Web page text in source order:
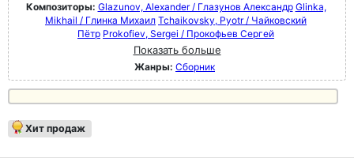
Композиторы: Glazunov, Alexander / Глазунов Александр Glinka,
Mikhail / Глинка Михаил Tchaikovsky, Pyotr / Чайковский
Пётр Prokofiev, Sergei / Прокофьев Сергей
Показать больше
Жанры: Сборник
Хит продаж